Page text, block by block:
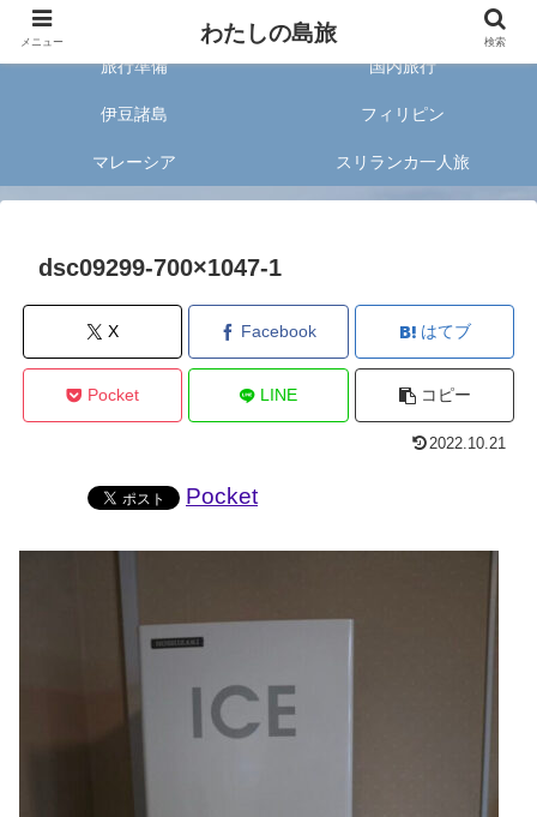
旅好きな20代女子が案内する旅のあれこれ✈︎
旅行準備 国内旅行
伊豆諸島 フィリピン
マレーシア スリランカ一人旅
dsc09299-700×1047-1
X Facebook はてブ
Pocket LINE コピー
2022.10.21
Pocket
メニュー わたしの島旅 検索